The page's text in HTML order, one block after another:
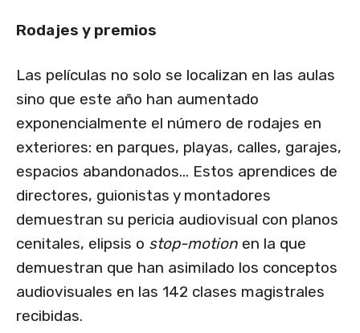
Rodajes y premios
Las películas no solo se localizan en las aulas
sino que este año han aumentado
exponencialmente el número de rodajes en
exteriores: en parques, playas, calles, garajes,
espacios abandonados… Estos aprendices de
directores, guionistas y montadores
demuestran su pericia audiovisual con planos
cenitales, elipsis o stop-motion en la que
demuestran que han asimilado los conceptos
audiovisuales en las 142 clases magistrales
recibidas.